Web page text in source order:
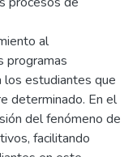
al
programas
los estudiantes que
determinado. En el
del fenómeno de
facilitando